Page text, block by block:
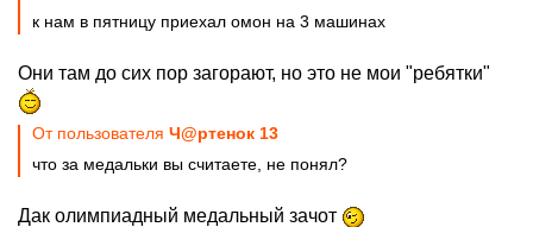
к нам в пятницу приехал омон на 3 машинах
Они там до сих пор загорают, но это не мои "ребятки"
От пользователя Ч@ртенок 13
что за медальки вы считаете, не понял?
Дак олимпиадный медальный зачот